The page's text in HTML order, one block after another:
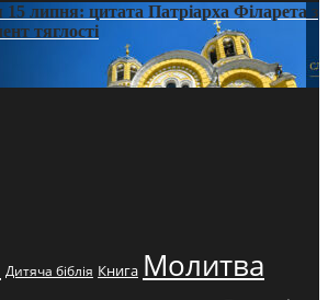
15 липня: цитата Патріарха Філарета з
тяглості
Дитяча біблія Книга Молитва